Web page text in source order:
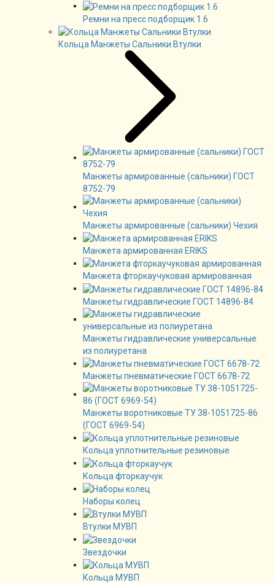
Ремни на пресс подборщик 1.6
Кольца Манжеты Сальники Втулки
Манжеты армированные (сальники) ГОСТ
8752-79
Манжеты армированные (сальники) Чехия
Манжета армированная ERIKS
Манжета фторкаучуковая армированная
Манжеты гидравлические ГОСТ 14896-84
Манжеты гидравлические универсальные
из полиуретана
Манжеты пневматические ГОСТ 6678-72
Манжеты воротниковые ТУ 38-1051725-86
(ГОСТ 6969-54)
Кольца уплотнительные резиновые
Кольца фторкаучук
Наборы колец
Втулки МУВП
Звездочки
Кольца МУВП